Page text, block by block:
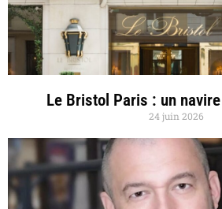
Le Bristol Paris : un
24 juin 2026